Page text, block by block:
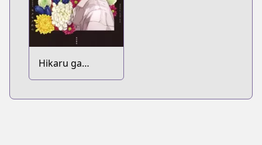
Hikaru ga
Shinda Natsu